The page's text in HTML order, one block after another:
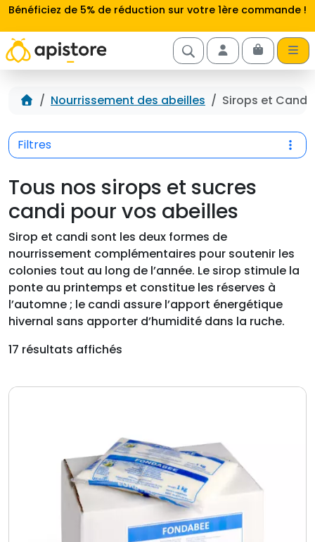
Aller au contenu
Bénéficiez de 5% de réduction sur votre 1ère commande !
Account
Cart
Accueil
Nourrissement des abeilles Sirops et
Filtres
Tous nos sirops et sucres
candi pour vos abeilles
Sirop et candi sont les deux formes de
nourrissement complémentaires pour soutenir les
colonies tout au long de l’année. Le sirop stimule la
ponte au printemps et constitue les réserves à
l’automne ; le candi assure l’apport énergétique
hivernal sans apporter d’humidité dans la ruche.
17 résultats affichés